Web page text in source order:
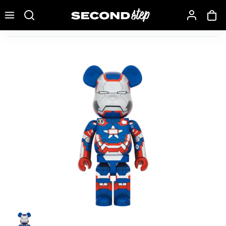
Bearbrick x Marvel Iron Man 3 (Iron Patriot) 1000%